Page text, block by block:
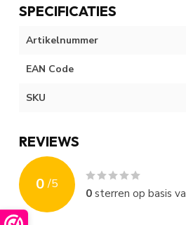
SPECIFICATIES
Artikelnummer
EAN Code
SKU
REVIEWS
0 /5
0sterren op basis